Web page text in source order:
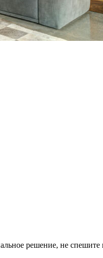
решение, не спешите